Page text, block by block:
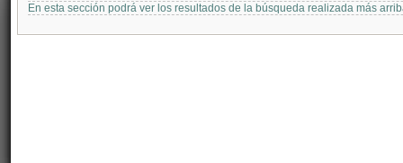
En esta sección podrá ver los resultados de la búsqueda realizada más